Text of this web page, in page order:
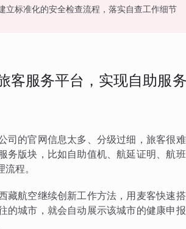
立标准化的安全检查流程，落实自查工作细节
客服务平台，实现自助服
的官网信息太多、分级过细，旅客很难
务版块，比如自助值机、航延证明、航
程。
藏航空继续创新工作方法，用麦客快速
的城市，就会自动展示该城市的健康申